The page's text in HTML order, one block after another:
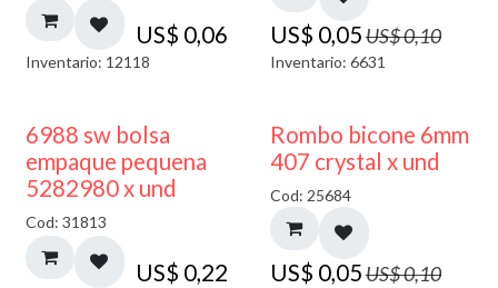
US$ 0,06
Inventario: 12118
US$ 0,05US$0,10
Inventario: 6631
6988 sw bolsa
empaque pequena
5282980 x und
Cod: 31813
US$ 0,22
50% DESCUENTO
Rombo bicone 6mm
407 crystal x und
Cod: 25684
US$ 0,05US$0,10